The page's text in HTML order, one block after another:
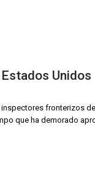
Unidos
fronterizos
que ha demorado